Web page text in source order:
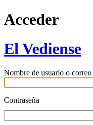
Acceder
El Vediense
Nombre de usuario o
Contraseña